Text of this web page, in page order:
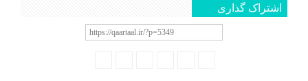
اشتراک گذاری